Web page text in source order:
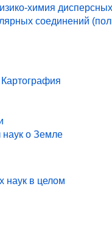
химия
соединений
Картография
наук о Земле
наук в целом